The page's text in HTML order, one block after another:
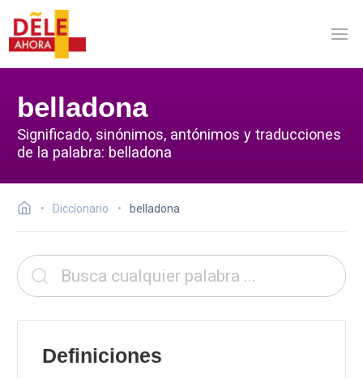
belladona
Significado, sinónimos, antónimos y traducciones
de la palabra: belladona
Diccionario belladona
Definiciones